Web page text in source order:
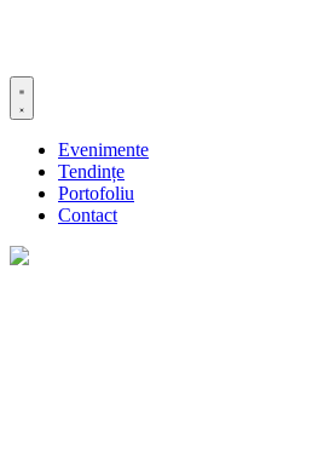
Evenimente
Tendințe
Portofoliu
Contact